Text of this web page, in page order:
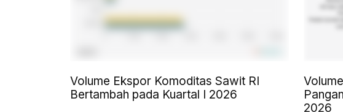
Volume Ekspor Komoditas Sawit RI
Bertambah pada Kuartal I 2026
2026